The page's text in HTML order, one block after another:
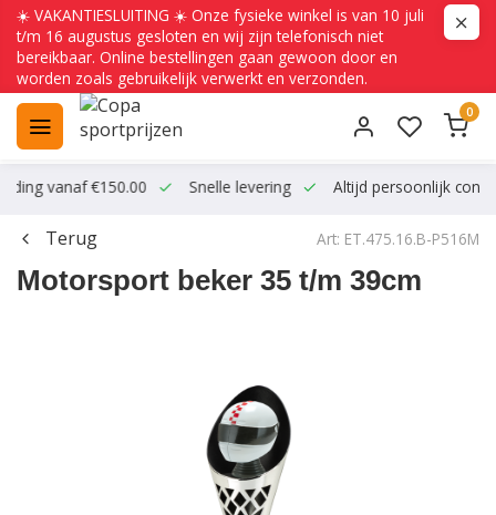
☀️ VAKANTIESLUITING ☀️ Onze fysieke winkel is van 10 juli
t/m 16 augustus gesloten en wij zijn telefonisch niet
bereikbaar. Online bestellingen gaan gewoon door en
worden zoals gebruikelijk verwerkt en verzonden.
0
vanaf €150.00 Snelle levering Altijd persoonlijk
Terug Art: ET.475.16.B-P516M
Motorsport beker 35 t/m 39cm